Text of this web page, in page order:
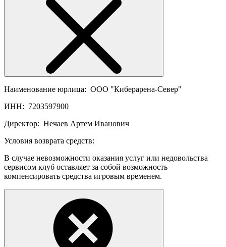
Наименование юрлица: ООО "Киберарена-Север"
ИНН: 7203597900
Директор: Нечаев Артем Иванович
Условия возврата средств:
В случае невозможности оказания услуг или недовольства
сервисом клуб оставляет за собой возможность
компенсировать средства игровым временем.